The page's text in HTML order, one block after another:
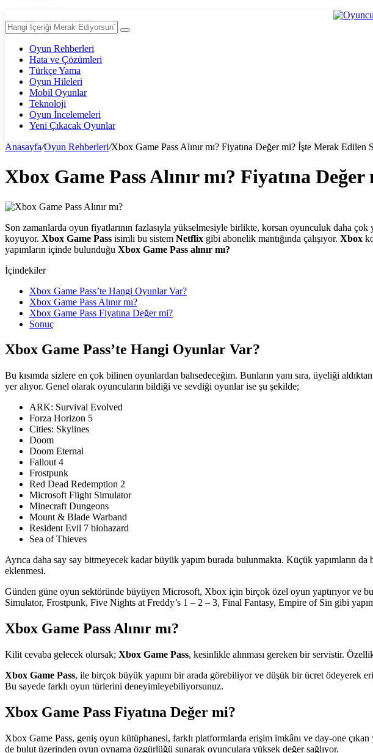
Oyun Rehberleri
Hata ve Çözümleri
Türkçe Yama
Oyun Hileleri
Mobil Oyunlar
Teknoloji
Oyun İncelemeleri
Yeni Çıkacak Oyunlar
Anasayfa/Oyun Rehberleri/Xbox Game Pass Alınır mı? Fiyatına Değer mi? İşte Merak Edilen
Xbox Game Pass Alınır mı? Fiyatına
Son zamanlarda oyun fiyatlarının fazlasıyla yükselmesiyle birlikte, korsan oyunculuk daha çok
koyuyor. Xbox Game Pass isimli bu sistem Netflix gibi abonelik mantığında çalışıyor. Xbox
yapımların içinde bulunduğu Xbox Game Pass alınır mı?
İçindekiler
Xbox Game Pass’te Hangi Oyunlar Var?
Xbox Game Pass Alınır mı?
Xbox Game Pass Fiyatına Değer mi?
Sonuç
Xbox Game Pass’te Hangi Oyunlar Var?
Bu kısımda sizlere en çok bilinen oyunlardan bahsedeceğim. Bunların yanı sıra, üyeliği
yer alıyor. Genel olarak oyuncuların bildiği ve sevdiği oyunlar ise şu şekilde;
ARK: Survival Evolved
Forza Horizon 5
Cities: Skylines
Doom
Doom Eternal
Fallout 4
Frostpunk
Red Dead Redemption 2
Microsoft Flight Simulator
Minecraft Dungeons
Mount & Blade Warband
Resident Evil 7 biohazard
Sea of Thieves
Ayrıca daha say say bitmeyecek kadar büyük yapım burada bulunmakta. Küçük yapımların
eklenmesi.
Günden güne oyun sektöründe büyüyen Microsoft, Xbox için birçok özel oyun yaptırıyor ve
Simulator, Frostpunk, Five Nights at Freddy’s 1 – 2 – 3, Final Fantasy, Empire of Sin gibi
Xbox Game Pass Alınır mı?
Kilit cevaba gelecek olursak; Xbox Game Pass, kesinlikle alınması gereken bir servistir.
Xbox Game Pass, ile birçok büyük yapımı bir arada görebiliyor ve düşük bir ücret ödeyerek
Bu sayede farklı oyun türlerini deneyimleyebiliyorsunuz.
Xbox Game Pass Fiyatına Değer mi?
Xbox Game Pass, geniş oyun kütüphanesi, farklı platformlarda erişim imkânı ve day-one
de bulut üzerinden oyun oynama özgürlüğü sunarak oyunculara yüksek değer sağlıyor.